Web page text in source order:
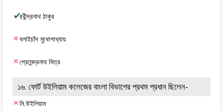
রবীন্দ্রনাথ ঠাকুর
বলাইচাঁদ মুখোপাধ্যায়
প্রেমেন্দ্রনাথ মিত্র
১৬. ফোর্ট উইলিয়াম কলেজের বাংলা বিভাগের প্রথম প্রধান ছিলেন-
মি.উইলিয়াম